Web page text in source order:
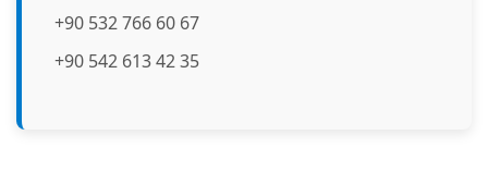
+90 532 766 60 67
+90 542 613 42 35